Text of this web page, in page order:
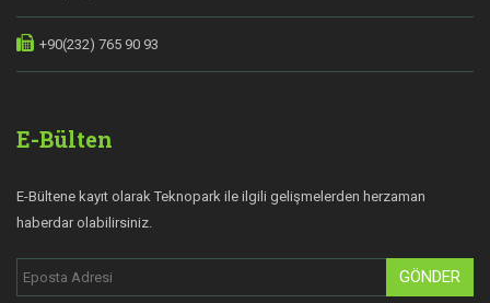
+90(232) 765 90 93
E-Bülten
E-Bültene kayıt olarak Teknopark ile ilgili gelişmelerden herzaman
haberdar olabilirsiniz.
GÖNDER